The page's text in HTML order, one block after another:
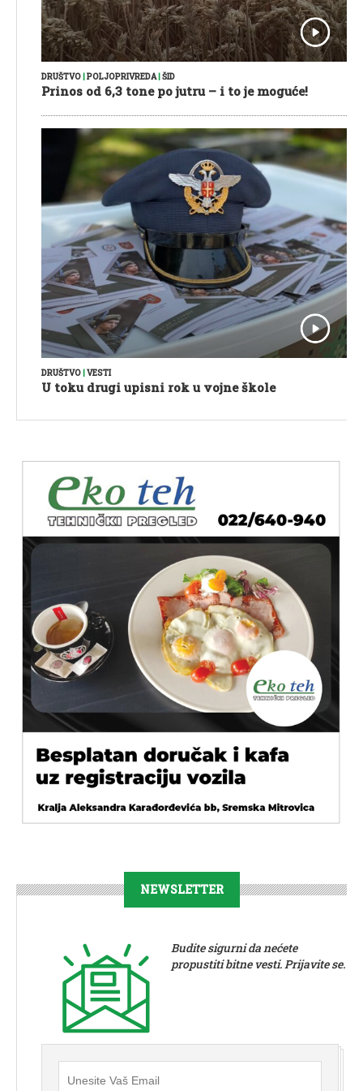
DRUŠTVO POLJOPRIVREDA| ŠID
Prinos od 6,3 tone po jutru – i to je moguće!
DRUŠTVO VESTI
U toku drugi upisni rok u vojne škole
NEWSLETTER
Budite sigurni da nećete
propustiti bitne vesti. Prijavite se.